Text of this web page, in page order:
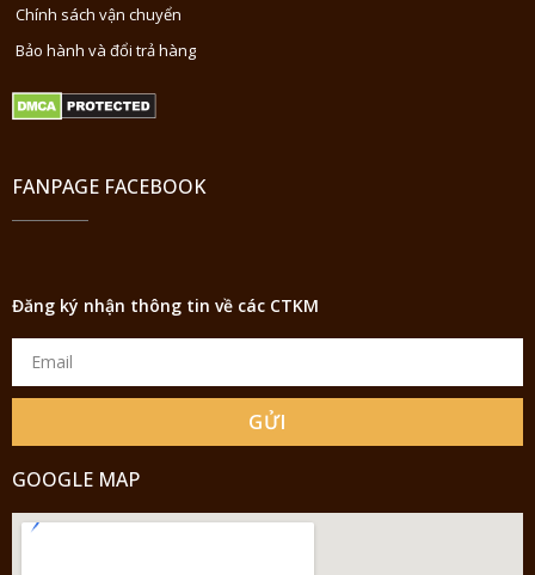
Chính sách vận chuyển
Bảo hành và đổi trả hàng
FANPAGE FACEBOOK
Đăng ký nhận thông tin về các CTKM
GỬI
GOOGLE MAP